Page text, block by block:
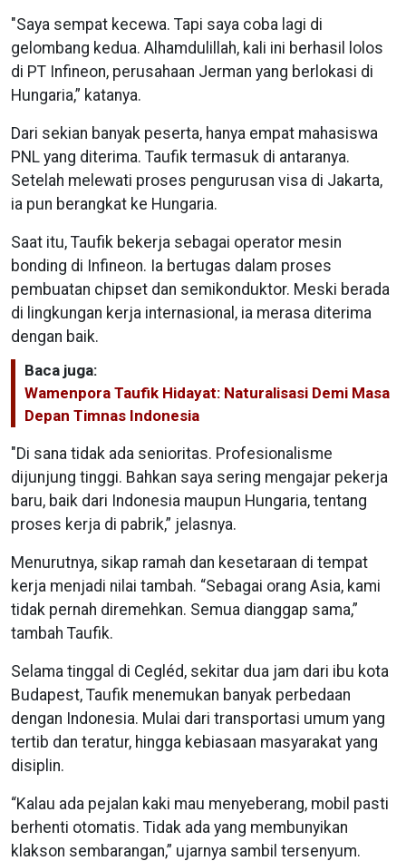
"Saya sempat kecewa. Tapi saya coba lagi di
gelombang kedua. Alhamdulillah, kali ini berhasil lolos
di PT Infineon, perusahaan Jerman yang berlokasi di
Hungaria,” katanya.
Dari sekian banyak peserta, hanya empat mahasiswa
PNL yang diterima. Taufik termasuk di antaranya.
Setelah melewati proses pengurusan visa di Jakarta,
ia pun berangkat ke Hungaria.
Saat itu, Taufik bekerja sebagai operator mesin
bonding di Infineon. Ia bertugas dalam proses
pembuatan chipset dan semikonduktor. Meski berada
di lingkungan kerja internasional, ia merasa diterima
dengan baik.
Baca juga:
Wamenpora Taufik Hidayat: Naturalisasi Demi Masa
Depan Timnas Indonesia
"Di sana tidak ada senioritas. Profesionalisme
dijunjung tinggi. Bahkan saya sering mengajar pekerja
baru, baik dari Indonesia maupun Hungaria, tentang
proses kerja di pabrik,” jelasnya.
Menurutnya, sikap ramah dan kesetaraan di tempat
kerja menjadi nilai tambah. “Sebagai orang Asia, kami
tidak pernah diremehkan. Semua dianggap sama,”
tambah Taufik.
Selama tinggal di Cegléd, sekitar dua jam dari ibu kota
Budapest, Taufik menemukan banyak perbedaan
dengan Indonesia. Mulai dari transportasi umum yang
tertib dan teratur, hingga kebiasaan masyarakat yang
disiplin.
“Kalau ada pejalan kaki mau menyeberang, mobil pasti
berhenti otomatis. Tidak ada yang membunyikan
klakson sembarangan,” ujarnya sambil tersenyum.